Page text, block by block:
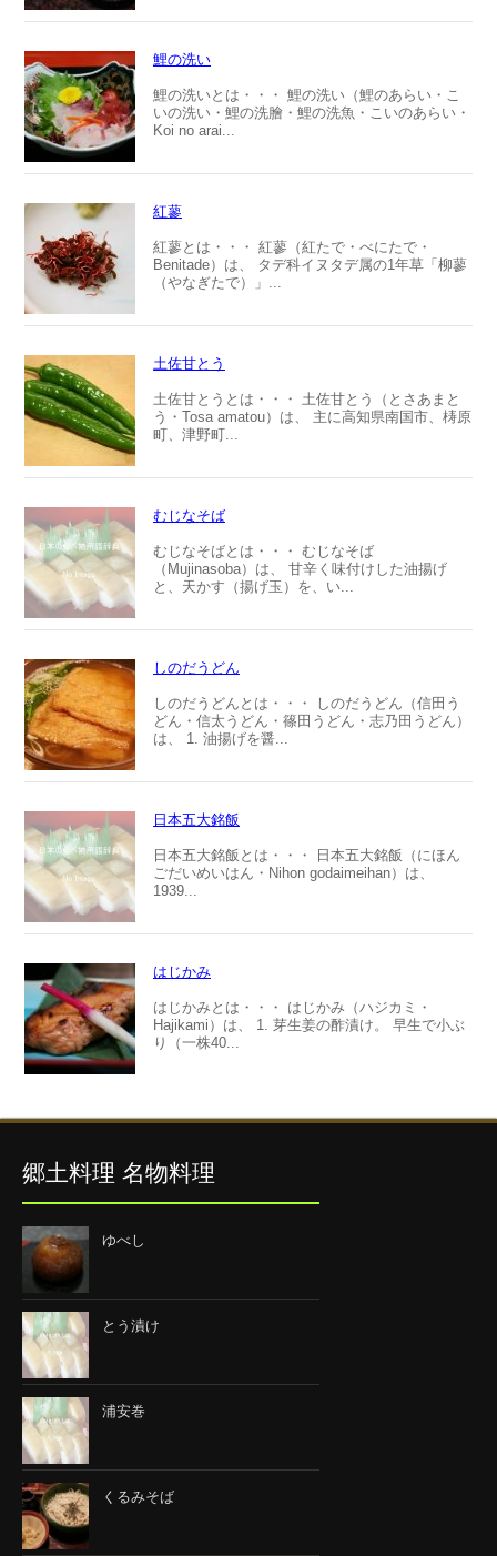
鯉の洗い
鯉の洗いとは・・・ 鯉の洗い（鯉のあらい・こ
いの洗い・鯉の洗膾・鯉の洗魚・こいのあらい・
Koi no arai...
紅蓼
紅蓼とは・・・ 紅蓼（紅たで・べにたで・
Benitade）は、 タデ科イヌタデ属の1年草「柳蓼
（やなぎたで）」...
土佐甘とう
土佐甘とうとは・・・ 土佐甘とう（とさあまと
う・Tosa amatou）は、 主に高知県南国市、梼原
町、津野町...
むじなそば
むじなそばとは・・・ むじなそば
（Mujinasoba）は、 甘辛く味付けした油揚げ
と、天かす（揚げ玉）を、い...
しのだうどん
しのだうどんとは・・・ しのだうどん（信田う
どん・信太うどん・篠田うどん・志乃田うどん）
は、 1. 油揚げを醤...
日本五大銘飯
日本五大銘飯とは・・・ 日本五大銘飯（にほん
ごだいめいはん・Nihon godaimeihan）は、
1939...
はじかみ
はじかみとは・・・ はじかみ（ハジカミ・
Hajikami）は、 1. 芽生姜の酢漬け。 早生で小ぶ
り（一株40...
郷土料理 名物料理
ゆべし
とう漬け
浦安巻
くるみそば